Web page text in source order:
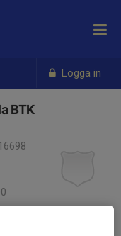
Logga in
BTK